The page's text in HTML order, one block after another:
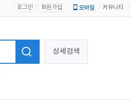
로그인 회원가입 모바일 커뮤니티
상세검색